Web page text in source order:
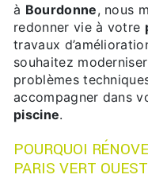
à Bourdonne, nous
redonner vie à votre
travaux
souhaitez
problèmes
accompagner dans
piscine.
POURQUOI
PARIS VERT